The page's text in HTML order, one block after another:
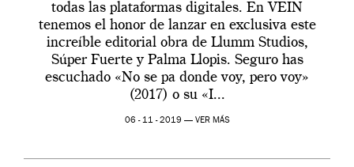
todas las plataformas digitales. En VEIN
tenemos el honor de lanzar en exclusiva este
increíble editorial obra de Llumm Studios,
Súper Fuerte y Palma Llopis. Seguro has
escuchado «No se pa donde voy, pero voy»
(2017) o su «I...
06 - 11 - 2019 — VER MÁS